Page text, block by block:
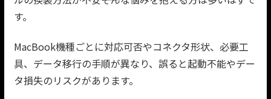
す。
MacBook機種ごとに対応可否やコネクタ形状、必要工
具、データ移行の手順が異なり、誤ると起動不能やデー
タ損失のリスクがあります。